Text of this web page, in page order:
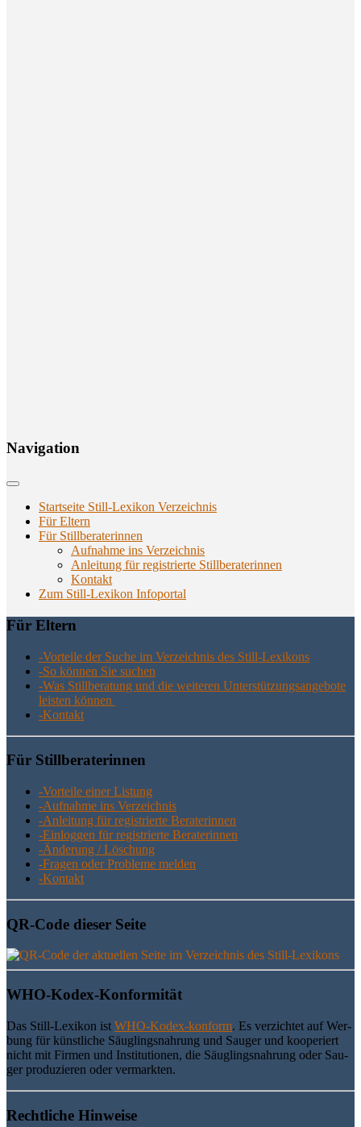
Navi­ga­ti­on
Startseite Still-Lexikon Verzeichnis
Für Eltern
Für Stillberaterinnen
Aufnahme ins Verzeichnis
Anlei­tung für regis­trier­te Stillberaterinnen
Kon­takt
Zum Still-Lexikon Infoportal
Für Eltern
-Vor­tei­le der Suche im Ver­zeich­nis des Still-Lexikons
-So kön­nen Sie suchen
-Was Still­be­ra­tung und die wei­te­ren Unter­stüt­zungs­an­ge­bo­te
leis­ten können
-Kon­takt
Für Still­be­ra­te­rin­nen
-Vor­tei­le einer Listung
-Auf­nah­me ins Verzeichnis
-Anlei­tung für regis­trier­te Beraterinnen
-Ein­log­gen für regis­trier­te Beraterinnen
-Ände­rung / Löschung
-Fra­gen oder Pro­ble­me melden
-Kon­takt
QR-Code die­ser Seite
WHO-Kodex-Kon­for­mi­tät
Das Still-Lexi­kon ist WHO-Kodex-kon­form. Es ver­zich­tet auf Wer­
bung für künst­li­che Säug­lings­nah­rung und Sau­ger und koope­riert
nicht mit Fir­men und Insti­tu­tio­nen, die Säug­lings­nah­rung oder Sau­
ger pro­du­zie­ren oder vermarkten.
Recht­li­che Hinweise